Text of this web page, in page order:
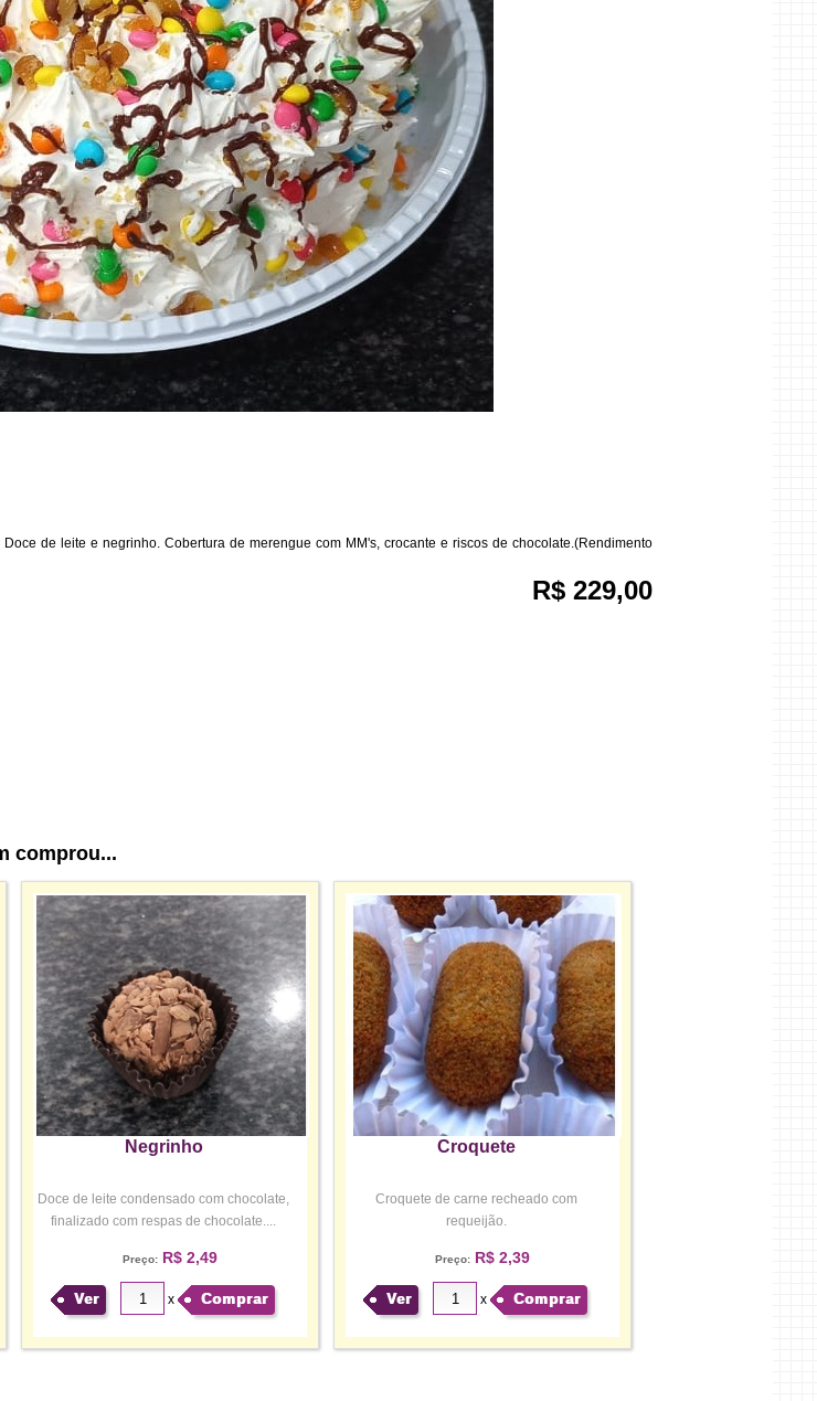
de leite e negrinho. Cobertura de merengue com MM's, crocante e riscos de chocolate.(Rendimento
R$ 229,00
comprou...
Negrinho
Doce de leite condensado com chocolate,
finalizado com respas de chocolate....
Preço: R$ 2,49
Ver x Comprar
Croquete
Croquete de carne recheado com
requeijão.
Preço: R$ 2,39
Ver x Comprar